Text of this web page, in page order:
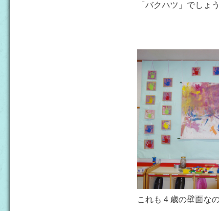
「バクハツ」でしょ
これも４歳の壁面な